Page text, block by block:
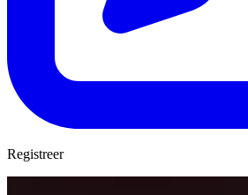
Registreer